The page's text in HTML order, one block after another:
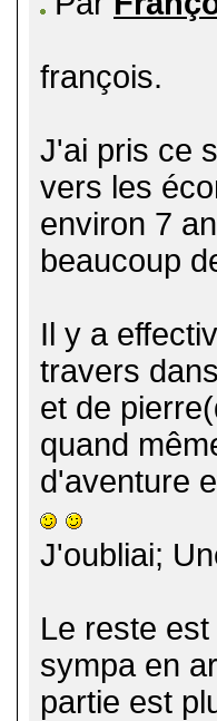
françois.
J'ai pris ce
vers les
environ 7
beaucoup
Il y a
travers
et de
quand
d'aventure
J'oubliai;
Le reste
sympa en
partie est